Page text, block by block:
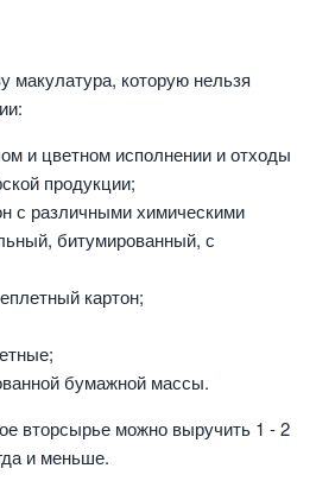
макулатура, которую нельзя
и цветном исполнении и отходы
продукции;
с различными химическими
битумированный, с
картон;
бумажной массы.
вторсырье можно выручить 1 - 2
и меньше.